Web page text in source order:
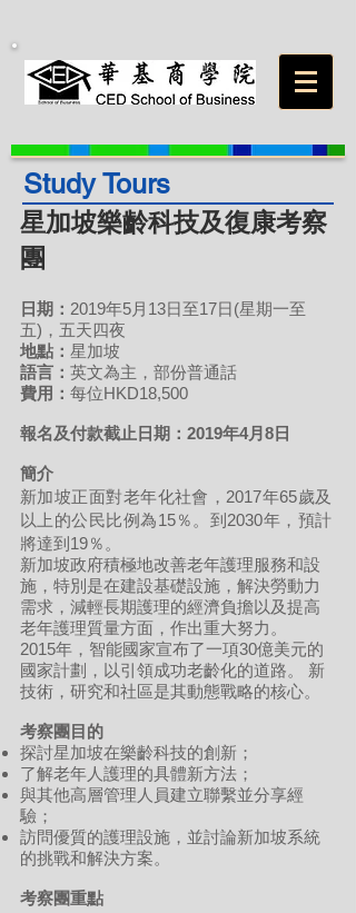
Study Tours
星加坡樂齡科技及復康考察
團
日期： 2019年5月13日至17日(星期一至
五)，五天四夜
地點： 星加坡
語言： 英文為主，部份普通話
費用： 每位HKD18,500
報名及付款截止日期：2019年4月8日
簡介
新加坡正面對老年化社會，2017年65歲及
以上的公民比例為15％。到2030年，預計
將達到19％。
新加坡政府積極地改善老年護理服務和設
施，特別是在建設基礎設施，解決勞動力
需求，減輕長期護理的經濟負擔以及提高
老年護理質量方面，作出重大努力。
2015年，智能國家宣布了一項30億美元的
國家計劃，以引領成功老齡化的道路。 新
技術，研究和社區是其動態戰略的核心。
考察團目的
探討星加坡在樂齡科技的創新；
了解老年人護理的具體新方法；
與其他高層管理人員建立聯繫並分享經
驗；
訪問優質的護理設施，並討論新加坡系統
的挑戰和解決方案。
考察團重點